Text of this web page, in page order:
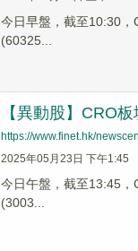
今日早盤，截至10:30
(60325...
【異動股】CRO
https://www.finet.hk/
2025年05月23日 下午1:45
今日午盤，截至13:45
(3003...